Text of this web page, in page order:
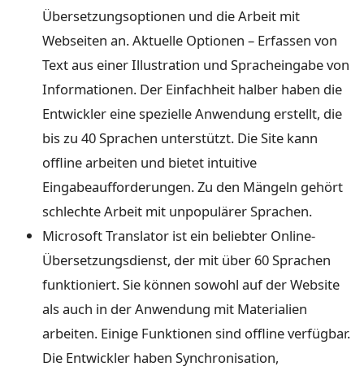
Übersetzungsoptionen und die Arbeit mit
Webseiten an. Aktuelle Optionen – Erfassen von
Text aus einer Illustration und Spracheingabe von
Informationen. Der Einfachheit halber haben die
Entwickler eine spezielle Anwendung erstellt, die
bis zu 40 Sprachen unterstützt. Die Site kann
offline arbeiten und bietet intuitive
Eingabeaufforderungen. Zu den Mängeln gehört
schlechte Arbeit mit unpopulärer Sprachen.
Microsoft Translator ist ein beliebter Online-
Übersetzungsdienst, der mit über 60 Sprachen
funktioniert. Sie können sowohl auf der Website
als auch in der Anwendung mit Materialien
arbeiten. Einige Funktionen sind offline verfügbar.
Die Entwickler haben Synchronisation,